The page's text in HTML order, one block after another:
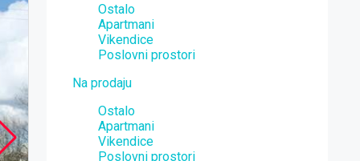
Ostalo
Apartmani
Vikendice
Poslovni prostori
Na prodaju
Ostalo
Apartmani
Vikendice
Poslovni prostori